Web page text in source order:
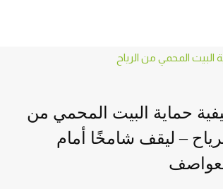
حماية البيت المحمي من
– ليقف شامخًا أمام